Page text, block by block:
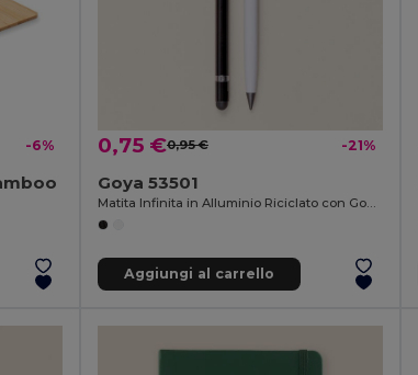
-6% 0,75 €0,95 € -21%
Goya 53501
Matita Infinita in Alluminio Riciclato con Gomma MILELE
Aggiungi al carrello